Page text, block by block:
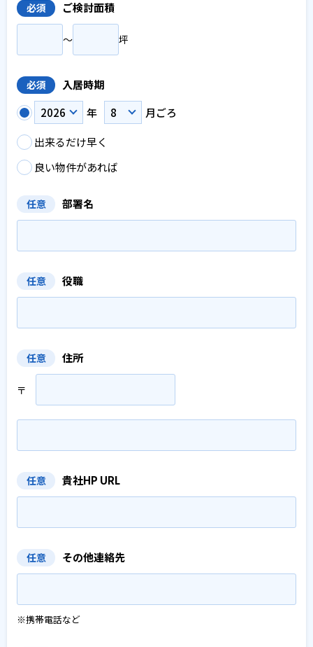
必須 ご検討面積
〜 坪
必須
入居時期
年
月ごろ
出来るだけ早く
良い物件があれば
任意 部署名
任意 役職
任意 住所
〒
任意 貴社HP URL
任意 その他連絡先
※携帯電話など